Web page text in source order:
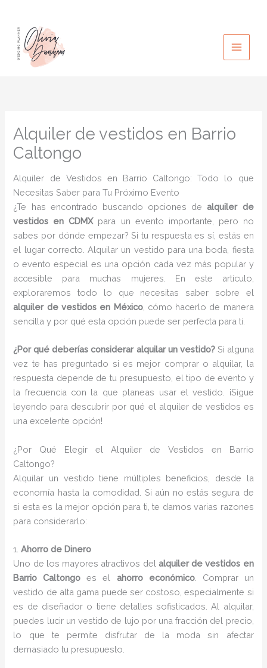
contenido
Alquiler de vestidos en Barrio
Caltongo
Alquiler de Vestidos en Barrio Caltongo: Todo lo que
Necesitas Saber para Tu Próximo Evento
¿Te has encontrado buscando opciones dealquiler de
vestidos en CDMXpara un evento importante, pero no
sabes por dónde empezar? Si tu respuesta es sí, estás en
el lugar correcto. Alquilar un vestido para una boda, fiesta
o evento especial es una opción cada vez más popular y
accesible para muchas mujeres. En este artículo,
exploraremos todo lo que necesitas saber sobre el
alquiler de vestidos en México, cómo hacerlo de manera
sencilla y por qué esta opción puede ser perfecta para ti.
¿Por qué deberías considerar alquilar un vestido?Si alguna
vez te has preguntado si es mejor comprar o alquilar, la
respuesta depende de tu presupuesto, el tipo de evento y
la frecuencia con la que planeas usar el vestido. ¡Sigue
leyendo para descubrir por qué el alquiler de vestidos es
una excelente opción!
¿Por Qué Elegir el Alquiler de Vestidos en Barrio
Caltongo?
Alquilar un vestido tiene múltiples beneficios, desde la
economía hasta la comodidad. Si aún no estás segura de
si esta es la mejor opción para ti, te damos varias razones
para considerarlo:
1.Ahorro de Dinero
Uno de los mayores atractivos del alquiler de vestidos en
Barrio Caltongo es el ahorro económico. Comprar un
vestido de alta gama puede ser costoso, especialmente si
es de diseñador o tiene detalles sofisticados. Al alquilar,
puedes lucir un vestido de lujo por una fracción del precio,
lo que te permite disfrutar de la moda sin afectar
demasiado tu presupuesto.